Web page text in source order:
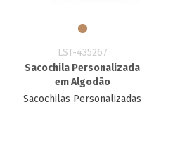
LST-435267
Sacochila Personalizada
em Algodão
Sacochilas Personalizadas